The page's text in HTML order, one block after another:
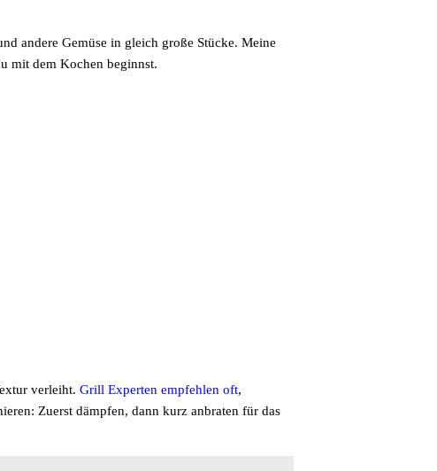
andere Gemüse in gleich große Stücke. Meine
mit dem Kochen beginnst.
verleiht. Grill Experten empfehlen oft,
Zuerst dämpfen, dann kurz anbraten für das